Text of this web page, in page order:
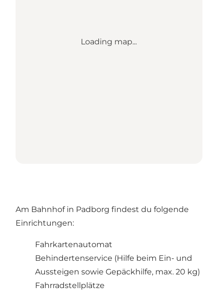
Loading map...
Am Bahnhof in Padborg findest du folgende
Einrichtungen:
Fahrkartenautomat
Behindertenservice (Hilfe beim Ein- und
Aussteigen sowie Gepäckhilfe, max. 20 kg)
Fahrradstellplätze